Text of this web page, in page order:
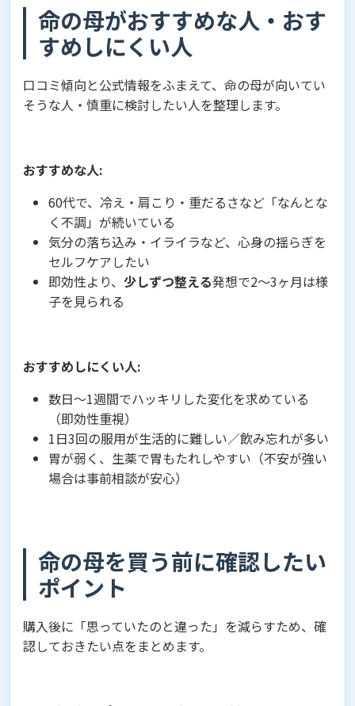
命の母がおすすめな人・おす
すめしにくい人
口コミ傾向と公式情報をふまえて、命の母が向いてい
そうな人・慎重に検討したい人を整理します。
おすすめな人:
60代で、冷え・肩こり・重だるさなど「なんとな
く不調」が続いている
気分の落ち込み・イライラなど、心身の揺らぎを
セルフケアしたい
即効性より、 少しずつ整える発想で2〜3ヶ月は様
子を見られる
おすすめしにくい人:
数日〜1週間でハッキリした変化を求めている
（即効性重視）
1日3回の服用が生活的に難しい／飲み忘れが多い
胃が弱く、生薬で胃もたれしやすい（不安が強い
場合は事前相談が安心）
命の母を買う前に確認したい
ポイント
購入後に「思っていたのと違った」を減らすため、確
認しておきたい点をまとめます。